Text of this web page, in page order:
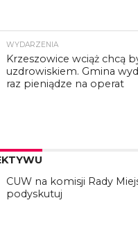
WYDARZENIA
Krzeszowice wciąż chcą
uzdrowiskiem. Gmina
raz pieniądze na operat
CUW na komisji Rady
podyskutuj